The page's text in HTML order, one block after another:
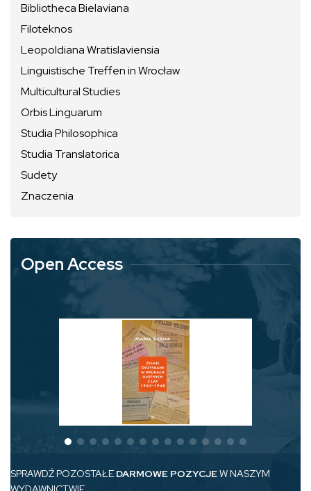
Bibliotheca Bielaviana
Filoteknos
Leopoldiana Wratislaviensia
Linguistische Treffen in Wrocław
Multicultural Studies
Orbis Linguarum
Studia Philosophica
Studia Translatorica
Sudety
Znaczenia
Open Access
SPRAWDŹ POZOSTAŁE DARMOWE POZYCJEW NASZYM